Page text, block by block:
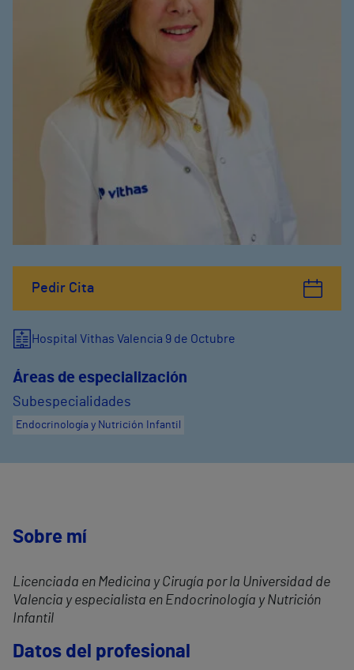
Pedir Cita
Hospital Vithas Valencia 9 de Octubre
Áreas de especialización
Subespecialidades
Endocrinología y Nutrición Infantil
Sobre mí
Licenciada en Medicina y Cirugía por la Universidad de
Valencia y especialista en Endocrinología y Nutrición
Infantil
Datos del profesional